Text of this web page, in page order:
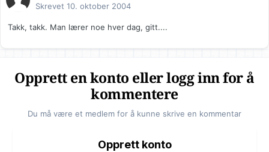
Skrevet 10. oktober 2004
Takk, takk. Man lærer noe hver dag, gitt....
Opprett en konto eller logg inn for å
kommentere
Du må være et medlem for å kunne skrive en kommentar
Opprett konto